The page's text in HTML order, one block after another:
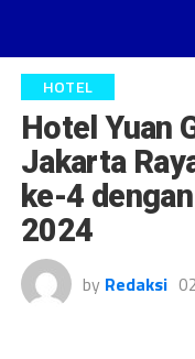
HOTEL
Hotel Yuan
Jakarta
ke-4
2024
by Redaksi